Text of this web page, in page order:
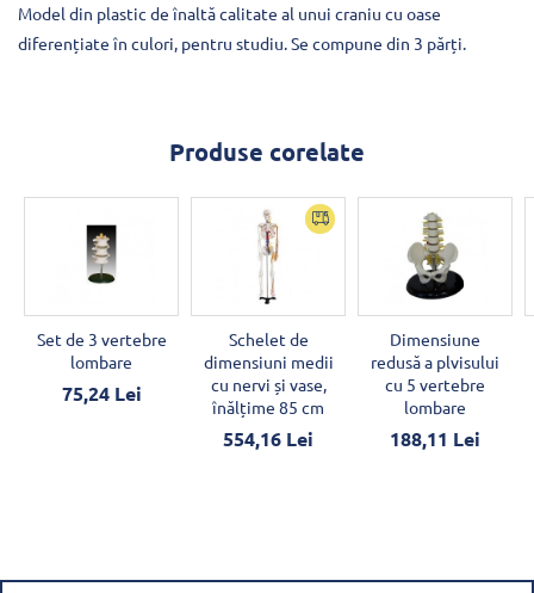
Model din plastic de înaltă calitate al unui craniu cu oase
diferențiate în culori, pentru studiu. Se compune din 3 părți.
Produse corelate
Set de 3 vertebre
lombare
75,24 Lei
Schelet de
dimensiuni medii
cu nervi și vase,
înălțime 85 cm
554,16 Lei
Dimensiune
redusă a plvisului
cu 5 vertebre
lombare
188,11 Lei